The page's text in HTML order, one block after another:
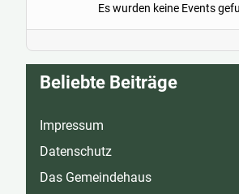
Es wurden keine Events
Beliebte Beiträge
Impressum
Datenschutz
Das Gemeindehaus